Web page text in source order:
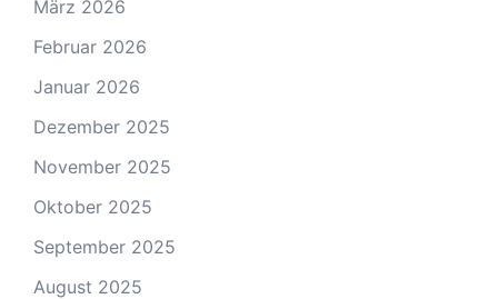
März 2026
Februar 2026
Januar 2026
Dezember 2025
November 2025
Oktober 2025
September 2025
August 2025